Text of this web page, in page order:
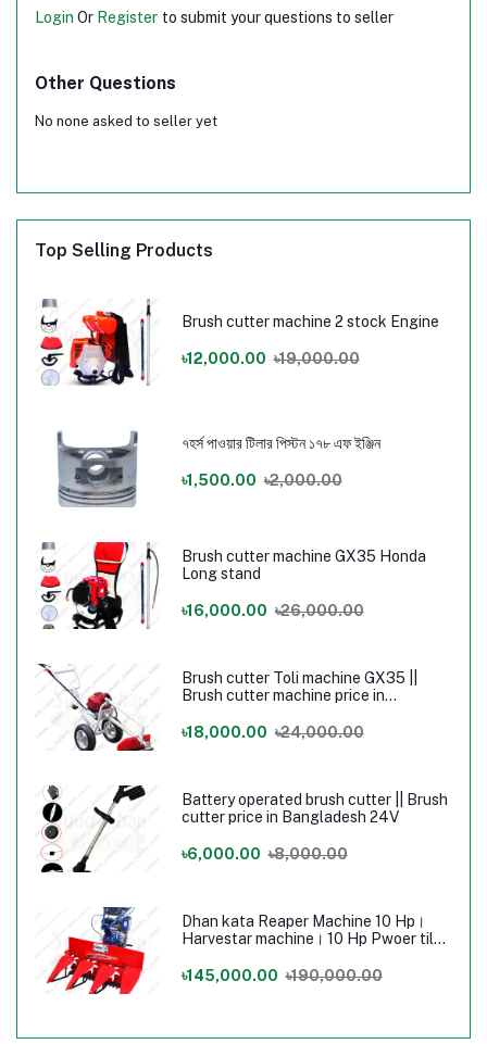
Login Or Register to submit your questions to seller
Other Questions
No none asked to seller yet
Top Selling Products
Brush cutter machine 2 stock Engine
৳12,000.00 ৳19,000.00
৭হর্স পাওয়ার টিলার পিস্টন ১৭৮ এফ ইঞ্জিন
৳1,500.00 ৳2,000.00
Brush cutter machine GX35 Honda
Long stand
৳16,000.00 ৳26,000.00
Brush cutter Toli machine GX35 ||
Brush cutter machine price in
৳18,000.00 ৳24,000.00
Battery operated brush cutter || Brush
cutter price in Bangladesh 24V
৳6,000.00 ৳8,000.00
Dhan kata Reaper Machine 10 Hp।
Harvestar machine। 10 Hp Pwoer tilar
৳145,000.00 ৳190,000.00